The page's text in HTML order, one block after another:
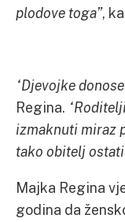
plodove toga”,
“Djevojke
Regina.
izmaknuti miraz
tako obitelj ostati
Majka Regina
godina da